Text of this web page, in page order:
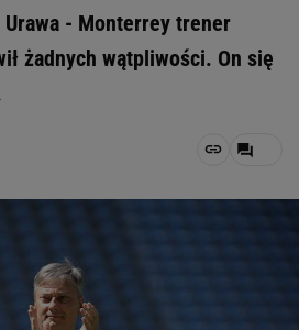
- Monterrey trener
żadnych wątpliwości. On się